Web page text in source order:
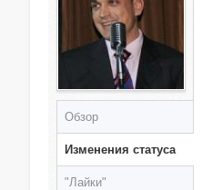
Обзор
Изменения статуса
"Лайки"